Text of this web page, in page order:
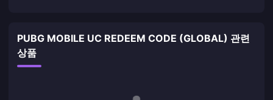
PUBG MOBILE UC REDEEM CODE (GLOBAL) 관련
상품